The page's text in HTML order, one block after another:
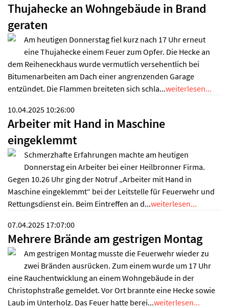
Thujahecke an Wohngebäude in Brand
geraten
Am heutigen Donnerstag fiel kurz nach 17 Uhr erneut
eine Thujahecke einem Feuer zum Opfer. Die Hecke an
dem Reiheneckhaus wurde vermutlich versehentlich bei
Bitumenarbeiten am Dach einer angrenzenden Garage
entzündet. Die Flammen breiteten sich schla...weiterlesen...
10.04.2025 10:26:00
Arbeiter mit Hand in Maschine
eingeklemmt
Schmerzhafte Erfahrungen machte am heutigen
Donnerstag ein Arbeiter bei einer Heilbronner Firma.
Gegen 10.26 Uhr ging der Notruf „Arbeiter mit Hand in
Maschine eingeklemmt“ bei der Leitstelle für Feuerwehr und
Rettungsdienst ein. Beim Eintreffen an d...weiterlesen...
07.04.2025 17:07:00
Mehrere Brände am gestrigen Montag
Am gestrigen Montag musste die Feuerwehr wieder zu
zwei Bränden ausrücken. Zum einem wurde um 17 Uhr
eine Rauchentwicklung an einem Wohngebäude in der
Christophstraße gemeldet. Vor Ort brannte eine Hecke sowie
Laub im Unterholz. Das Feuer hatte berei...weiterlesen...